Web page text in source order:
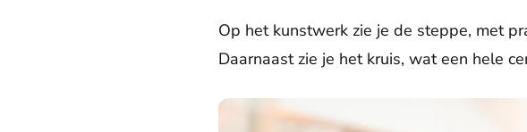
Op het kunstwerk zie je de steppe, met
Daarnaast zie je het kruis, wat een hele